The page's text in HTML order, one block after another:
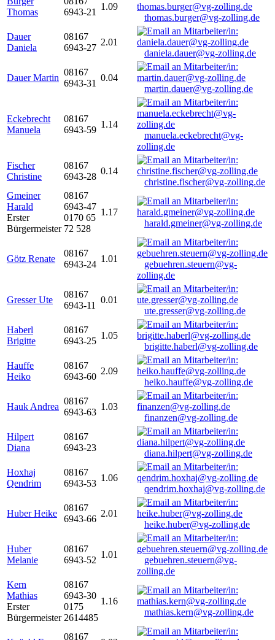
Thomas
6943-21
1.09
thomas.burger@vg-zolling.de
Dauer
Daniela
08167
6943-27
2.01
daniela.dauer@vg-zolling.de
Dauer Martin
08167
6943-31
0.04
martin.dauer@vg-zolling.de
Eckebrecht
Manuela
08167
6943-59
1.14
manuela.eckebrecht@vg-
zolling.de
Fischer
Christine
08167
6943-28
0.14
christine.fischer@vg-zolling.de
Gmeiner
Harald
Erster
Bürgermeister
08167
6943-47
0170 65
72 528
1.17
harald.gmeiner@vg-zolling.de
Götz Renate
08167
6943-24
1.01
gebuehren.steuern@vg-
zolling.de
Gresser Ute
08167
6943-11
0.01
ute.gresser@vg-zolling.de
Haberl
Brigitte
08167
6943-25
1.05
brigitte.haberl@vg-zolling.de
Hauffe
Heiko
08167
6943-60
2.09
heiko.hauffe@vg-zolling.de
Hauk Andrea
08167
6943-63
1.03
finanzen@vg-zolling.de
Hilpert
Diana
08167
6943-23
diana.hilpert@vg-zolling.de
Hoxhaj
Qendrim
08167
6943-53
1.06
qendrim.hoxhaj@vg-zolling.de
Huber Heike
08167
6943-66
2.01
heike.huber@vg-zolling.de
Huber
Melanie
08167
6943-52
1.01
gebuehren.steuern@vg-
zolling.de
Kern
Mathias
Erster
Bürgermeister
08167
6943-30
0175
2614485
1.16
mathias.kern@vg-zolling.de
08167